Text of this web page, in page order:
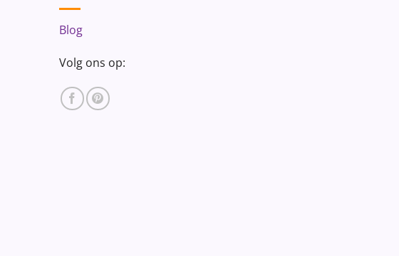
Blog
Volg ons op: